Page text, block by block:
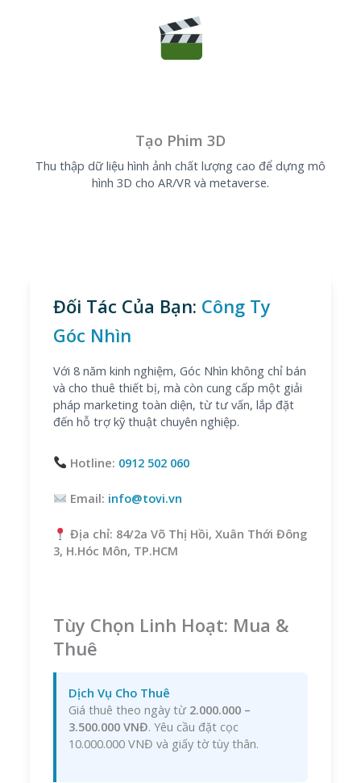
Tạo Phim 3D
Thu thập dữ liệu hình ảnh chất lượng cao để dựng mô
hình 3D cho AR/VR và metaverse.
Đối Tác Của Bạn: Công Ty
Góc Nhìn
Với 8 năm kinh nghiệm, Góc Nhìn không chỉ bán
và cho thuê thiết bị, mà còn cung cấp một giải
pháp marketing toàn diện, từ tư vấn, lắp đặt
đến hỗ trợ kỹ thuật chuyên nghiệp.
Hotline: 0912 502 060
Email: info@tovi.vn
Địa chỉ: 84/2a Võ Thị Hồi, Xuân Thới Đông
3, H.Hóc Môn, TP.HCM
Tùy Chọn Linh Hoạt: Mua &
Thuê
Dịch Vụ Cho Thuê
Giá thuê theo ngày từ 2.000.000 –
3.500.000 VNĐ. Yêu cầu đặt cọc
10.000.000 VNĐ và giấy tờ tùy thân.